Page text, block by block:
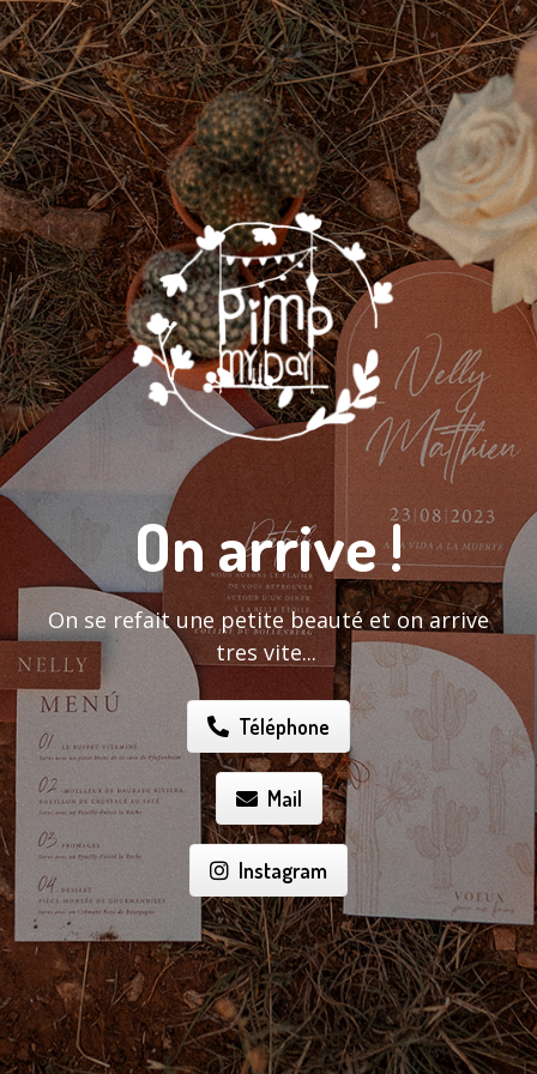
On arrive !
On se refait une petite beauté et on arrive
tres vite...
Téléphone
Mail
Instagram